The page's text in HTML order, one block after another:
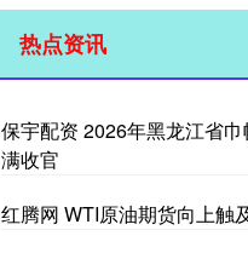
热点资讯
保宇配资 2026年黑龙江省
满收官
红腾网 WTI原油期货向上触